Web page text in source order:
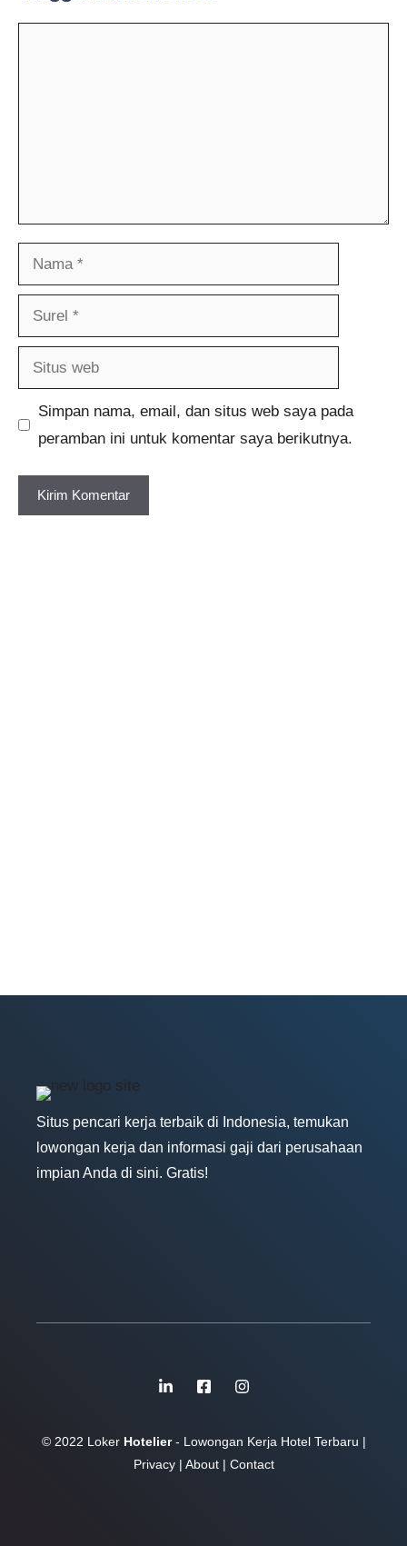
Nama
Surel
Situs
web
Simpan nama, email, dan situs web saya pada
peramban ini untuk komentar saya berikutnya.
Situs pencari kerja terbaik di Indonesia, temukan
lowongan kerja dan informasi gaji dari perusahaan
impian Anda di sini. Gratis!
© 2022 Loker Hotelier - Lowongan Kerja Hotel Terbaru |
Privacy| About| Contact